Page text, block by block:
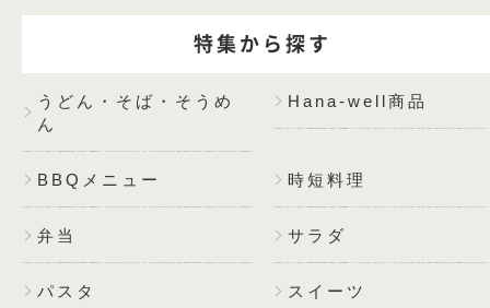
特集から探す
うどん・そば・そうめ
ん
Hana-well商品
BBQメニュー 時短料理
弁当 サラダ
パスタ スイーツ